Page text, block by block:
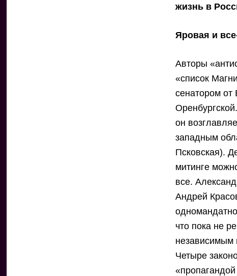
жизнь в
Яровая и
Авторы
«список
сенатором
он
западным
Псковская).
митинге
все.
Андрей
что пока не
независимым
Четыре